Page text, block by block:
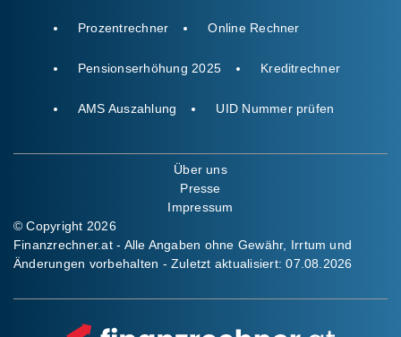
Prozentrechner Online Rechner
Pensionserhöhung 2025 Kreditrechner
AMS Auszahlung UID Nummer prüfen
Über uns
Presse
Impressum
© Copyright 2026
Finanzrechner.at - Alle Angaben ohne Gewähr, Irrtum und
Änderungen vorbehalten - Zuletzt aktualisiert:07.08.2026